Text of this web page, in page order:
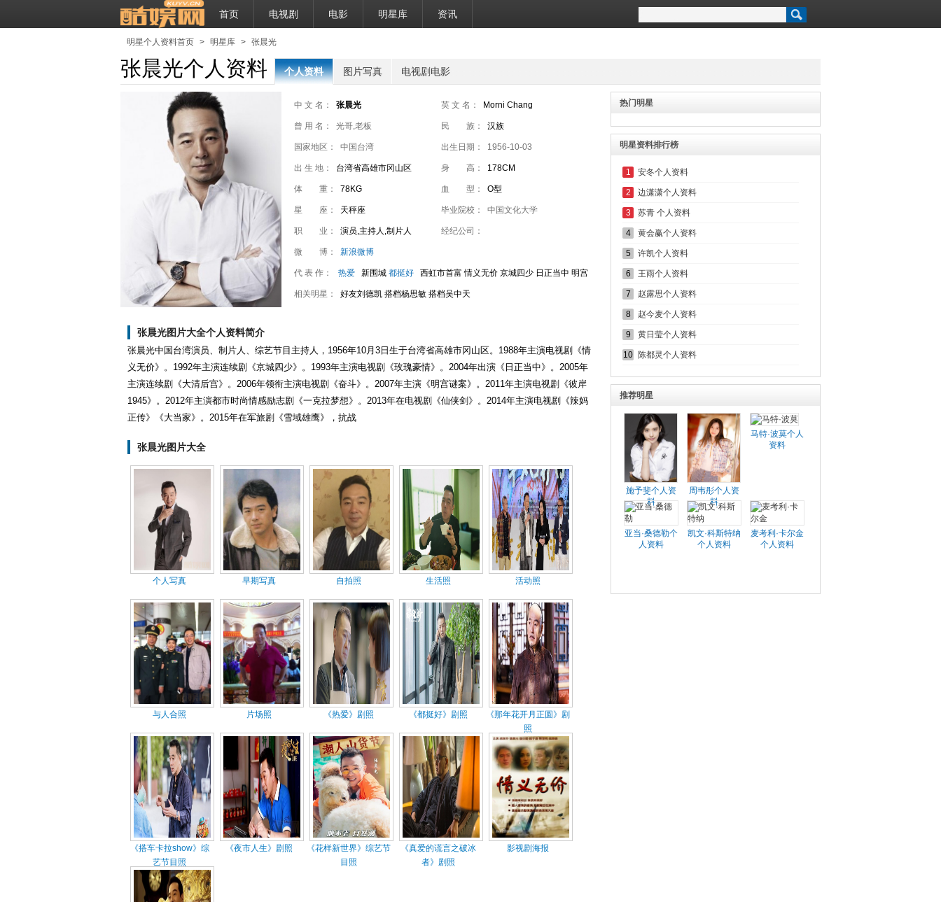
首页 电视剧 电影 明星库 资讯
明星个人资料首页 > 明星库 > 张晨光
张晨光个人资料 个人资料 图片写真 电视剧电影
中 文 名： 张晨光 英 文 名： Morni Chang
曾 用 名： 光哥,老板 民 族： 汉族
国家地区： 中国台湾 出生日期： 1956-10-03
出 生 地： 台湾省高雄市冈山区 身 高： 178CM
体 重： 78KG 血 型： O型
星 座： 天秤座 毕业院校： 中国文化大学
职 业： 演员,主持人,制片人 经纪公司：
微 博： 新浪微博
代 表 作： 热爱 新围城 都挺好 西虹市首富 情义无价 京城四少 日正当中 明宫
谜案 大当家 那年花开月正圆
相关明星： 好友刘德凯 搭档杨思敏 搭档吴中天
张晨光图片大全个人资料简介
张晨光中国台湾演员、制片人、综艺节目主持人，1956年10月3日生于台湾省高雄市冈山区。1988年主演电视剧《情
义无价》。1992年主演连续剧《京城四少》。1993年主演电视剧《玫瑰豪情》。2004年出演《日正当中》。2005年
主演连续剧《大清后宫》。2006年领衔主演电视剧《奋斗》。2007年主演《明宫谜案》。2011年主演电视剧《彼岸
1945》。2012年主演都市时尚情感励志剧《一克拉梦想》。2013年在电视剧《仙侠剑》。2014年主演电视剧《辣妈
正传》《大当家》。2015年在军旅剧《雪域雄鹰》，抗战
张晨光图片大全
个人写真 早期写真 自拍照 生活照 活动照
与人合照 片场照 《热爱》剧照 《都挺好》剧照
《那年花开月正圆》剧
照
《搭车卡拉show》综
艺节目照
《夜市人生》剧照
《花样新世界》综艺节
目照
《真爱的谎言之破冰
者》剧照
影视剧海报
热门明星
明星资料排行榜
1 安冬个人资料
2 边潇潇个人资料
3 苏青 个人资料
4 黄会赢个人资料
5 许凯个人资料
6 王雨个人资料
7 赵露思个人资料
8 赵今麦个人资料
9 黄日莹个人资料
10 陈都灵个人资料
推荐明星
施予斐个人资
料
周韦彤个人资
料
马特·波莫个人
资料
亚当·桑德勒个
人资料
凯文·科斯特纳
个人资料
麦考利·卡尔金
个人资料